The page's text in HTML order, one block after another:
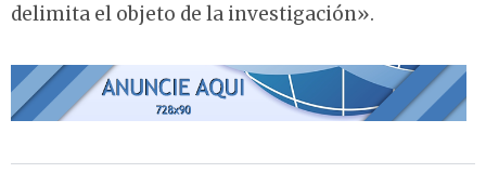
delimita el objeto de la investigación».